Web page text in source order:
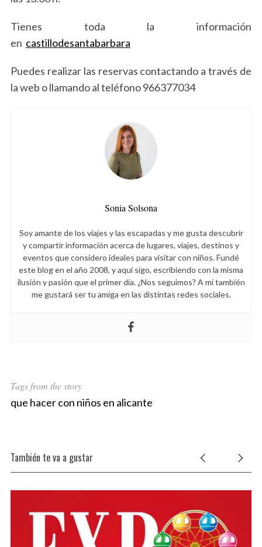
Tienes toda la información
en castillodesantabarbara
Puedes realizar las reservas contactando a través de
la web o llamando al teléfono 966377034
Sonia Solsona
Soy amante de los viajes y las escapadas y me gusta descubrir
y compartir información acerca de lugares, viajes, destinos y
eventos que considero ideales para visitar con niños. Fundé
este blog en el año 2008, y aquí sigo, escribiendo con la misma
ilusión y pasión que el primer día. ¿Nos seguimos? A mí también
me gustará ser tu amiga en las distintas redes sociales.
Tags from the story
que hacer con niños en alicante
También te va a gustar
e
c
f